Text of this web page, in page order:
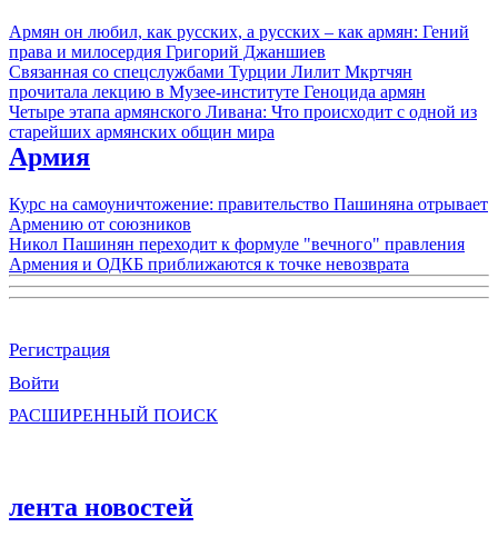
Армян он любил, как русских, а русских – как армян: Гений
права и милосердия Григорий Джаншиев
Связанная со спецслужбами Турции Лилит Мкртчян
прочитала лекцию в Музее-институте Геноцида армян
Четыре этапа армянского Ливана: Что происходит с одной из
старейших армянских общин мира
Армия
Курс на самоуничтожение: правительство Пашиняна отрывает
Армению от союзников
Никол Пашинян переходит к формуле "вечного" правления
Армения и ОДКБ приближаются к точке невозврата
Регистрация
Войти
РАСШИРЕННЫЙ ПОИСК
лента новостей